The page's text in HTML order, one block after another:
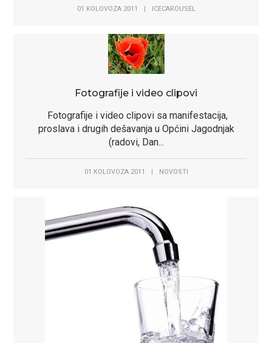
01 KOLOVOZA 2011 | ICECAROUSEL
Fotografije i video clipovi
Fotografije i video clipovi sa manifestacija,
proslava i drugih dešavanja u Općini Jagodnjak
(radovi, Dan...
01 KOLOVOZA 2011 | NOVOSTI